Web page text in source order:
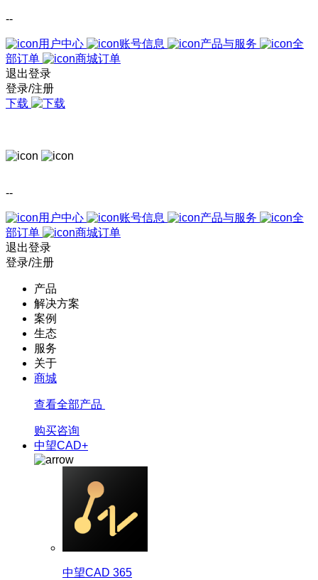
--
用户中心 账号信息 产品与服务
全
部订单
商城订单
退出登录
登录/注册
下载
--
用户中心 账号信息 产品与服务
全
部订单
商城订单
退出登录
登录/注册
产品
解决方案
案例
生态
服务
关于
商城
查看全部产品
购买咨询
中望CAD+
中望CAD 365